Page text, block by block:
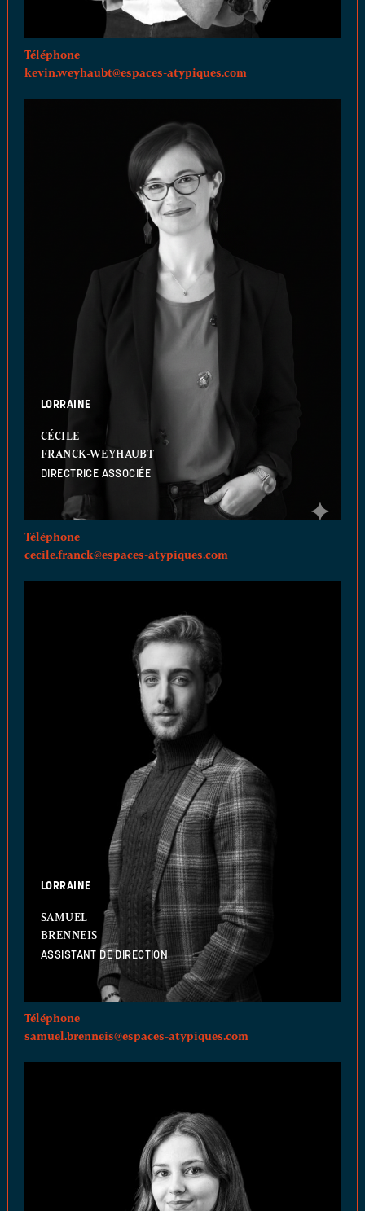
Téléphone
kevin.weyhaubt@espaces-atypiques.com
LORRAINE
CÉCILE
FRANCK-WEYHAUBT
DIRECTRICE ASSOCIÉE
Téléphone
cecile.franck@espaces-atypiques.com
LORRAINE
SAMUEL
BRENNEIS
ASSISTANT DE DIRECTION
Téléphone
samuel.brenneis@espaces-atypiques.com